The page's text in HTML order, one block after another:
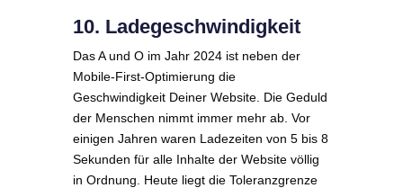
10. Ladegeschwindigkeit
Das A und O im Jahr 2024 ist neben der
Mobile-First-Optimierung die
Geschwindigkeit Deiner Website. Die Geduld
der Menschen nimmt immer mehr ab. Vor
einigen Jahren waren Ladezeiten von 5 bis 8
Sekunden für alle Inhalte der Website völlig
in Ordnung. Heute liegt die Toleranzgrenze